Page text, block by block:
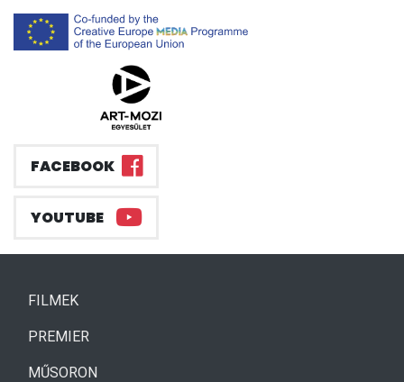
FACEBOOK
YOUTUBE
FILMEK(CURRENT)
PREMIER
MŰSORON